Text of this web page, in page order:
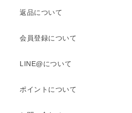
返品について
会員登録について
LINE@について
ポイントについて